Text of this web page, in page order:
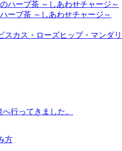
ーブ茶 ～しあわせチャージ～
スカス・ローズヒップ・マンダ
行ってきました。
方